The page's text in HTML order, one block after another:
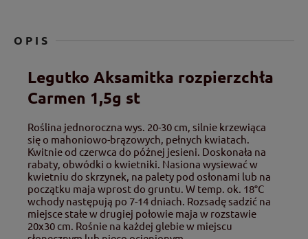
OPIS
Legutko Aksamitka rozpierzchła
Carmen 1,5g st
Roślina jednoroczna wys. 20-30 cm, silnie krzewiąca
się o mahoniowo-brązowych, pełnych kwiatach.
Kwitnie od czerwca do późnej jesieni. Doskonała na
rabaty, obwódki o kwietniki. Nasiona wysiewać w
kwietniu do skrzynek, na palety pod osłonami lub na
początku maja wprost do gruntu. W temp. ok. 18°C
wchody następują po 7-14 dniach. Rozsadę sadzić na
miejsce stałe w drugiej połowie maja w rozstawie
20x30 cm. Rośnie na każdej glebie w miejscu